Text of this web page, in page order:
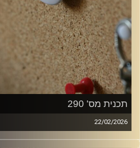
תכנית מס' 290
22/02/2026
קלאסיקות רוק עם אורן הוף.